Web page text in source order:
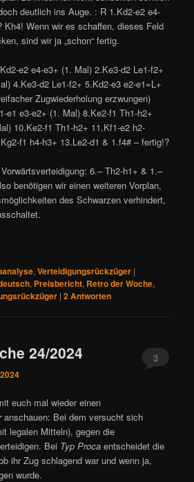
deutlich ins Auge. : R 1.Kd2-e2 e4-
Kh4! Wenn wir es schaffen, dieses Feld
sind wir ja „schon“ fertig.
e2 e4-e3+ (1. Mal) 2.Ke3-d2 Le1-f2+
4.Ke3-d2 Le1-f2+ 5.Kd2-e3 e2-e1=L+
Zugwiederholung erzwungen)
e1 e3-e2+ (1. Mal) 8.Ke2-f1 Th1-h2+
10.Ke2-f1 Th1-h2+ 11.Kf1-e2 h2-
f1 h4-h3+ 13.Le2-d1 & 1.f4# – fertig!?
6.– Th2-h1+ & 1.–
benötigen wir einen weiteren Vorplan,
des Schwarzen verhindert,
,Verteidigungsrückzüger |
, Preisbericht, Retro der Woche,
|2Antworten
24/2024 3
euch mal wieder einen
anschauen: Bei dem versucht sich
legalen Mitteln), gegen die
Bei Typ Proca entscheidet die
ihr Zug schlagend war und wenn ja,
wurde.